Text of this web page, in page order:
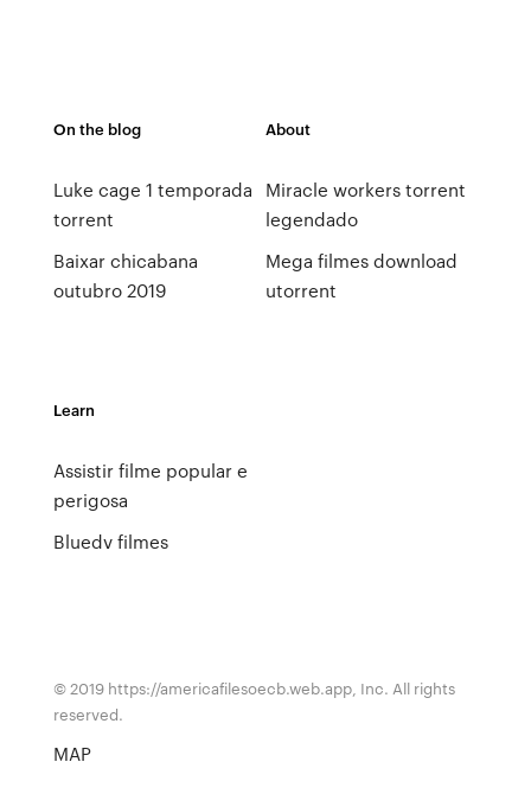
On the blog
Luke cage 1 temporada
torrent
Baixar chicabana
outubro 2019
About
Miracle workers torrent
legendado
Mega filmes download
utorrent
Learn
Assistir filme popular e
perigosa
Bluedv filmes
© 2019 https://americafilesoecb.web.app, Inc. All rights
reserved.
MAP